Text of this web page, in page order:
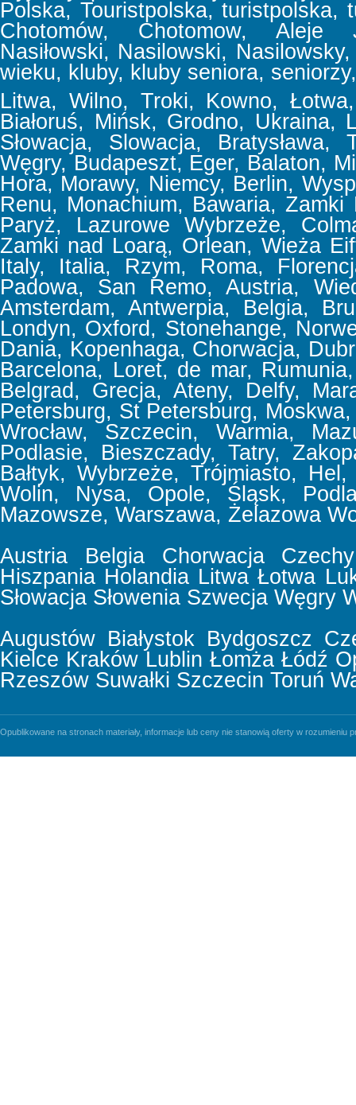
Polska, Touristpolska,
Chotomów, Chotomow, Aleje
Nasiłowski, Nasilowski,
wieku, kluby, kluby seniora,
Litwa, Wilno, Troki, Kowno,
Białoruś, Mińsk, Grodno, Ukraina,
Słowacja, Slowacja, Bratysława,
Węgry, Budapeszt, Eger, Balaton,
Hora, Morawy, Niemcy, Berlin,
Renu, Monachium, Bawaria,
Paryż, Lazurowe Wybrzeże,
Zamki nad Loarą, Orlean, Wieża
Italy, Italia, Rzym, Roma,
Padowa, San Remo, Austria,
Amsterdam, Antwerpia, Belgia,
Londyn, Oxford, Stonehange,
Dania, Kopenhaga, Chorwacja,
Barcelona, Loret, de mar,
Belgrad, Grecja, Ateny, Delfy,
Petersburg, St Petersburg,
Wrocław, Szczecin, Warmia,
Podlasie, Bieszczady, Tatry,
Bałtyk, Wybrzeże, Trójmiasto,
Wolin, Nysa, Opole, Śląsk,
Mazowsze, Warszawa, Żelazowa
Austria
Belgia Chorwacja
Czechy
Hiszpania Holandia Litwa Łotwa
Słowacja Słowenia Szwecja Węgry
Augustów Białystok Bydgoszcz
Kielce Kraków Lublin Łomża Łódź
Rzeszów Suwałki Szczecin Toruń
Opublikowane na stronach materiały, informacje lub ceny nie stanowią oferty w rozumieniu